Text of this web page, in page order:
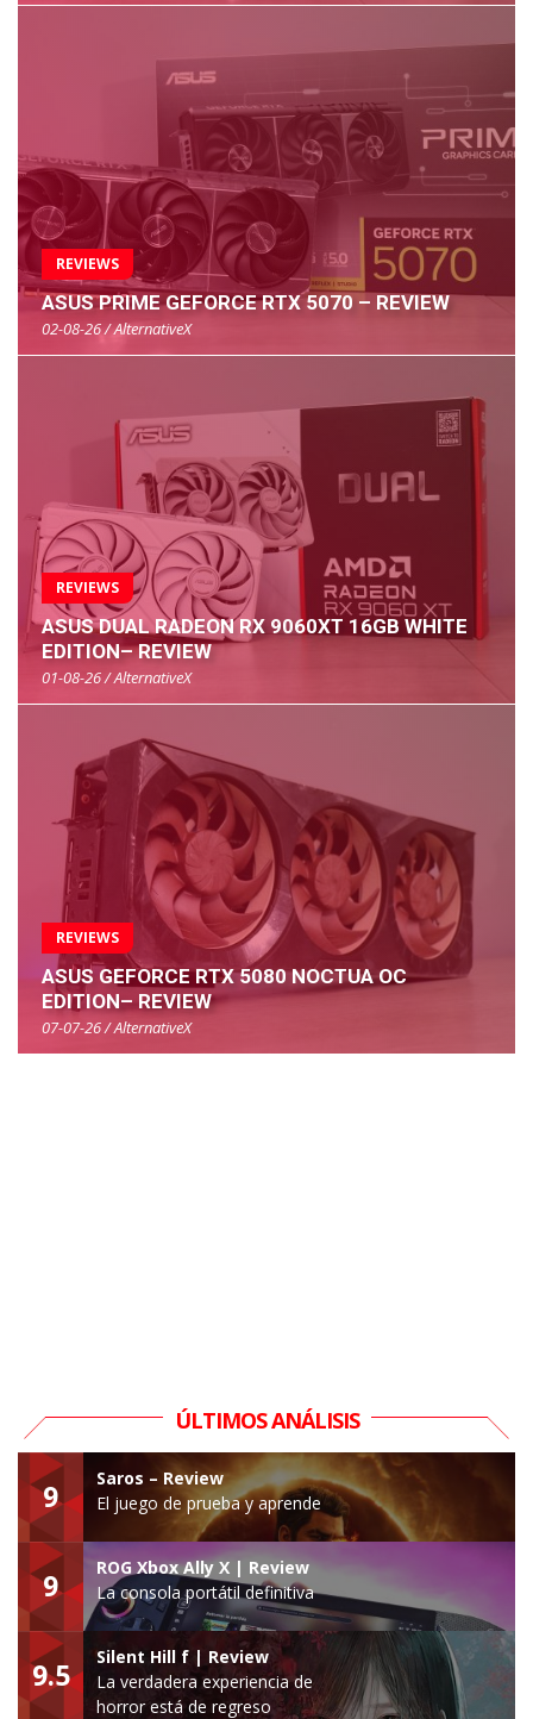
REVIEWS
ASUS PRIME GEFORCE RTX 5070 – REVIEW
02-08-26 / AlternativeX
REVIEWS
ASUS DUAL RADEON RX 9060XT 16GB WHITE
EDITION– REVIEW
01-08-26 / AlternativeX
REVIEWS
ASUS GEFORCE RTX 5080 NOCTUA OC
EDITION– REVIEW
07-07-26 / AlternativeX
ÚLTIMOS ANÁLISIS
9
Saros – Review
El juego de prueba y aprende
9
ROG Xbox Ally X | Review
La consola portátil definitiva
9.5
Silent Hill f | Review
La verdadera experiencia de
horror está de regreso